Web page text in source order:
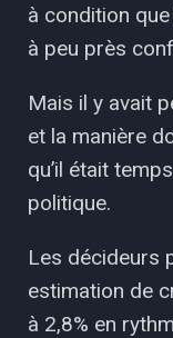
à condition
à peu près
Mais il y avait
et la manière
qu’il était
politique.
Les décideurs
estimation de
à 2,8% en